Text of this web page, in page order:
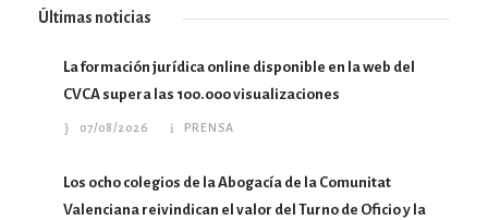
Últimas noticias
La formación jurídica online disponible en la web del
CVCA supera las 100.000 visualizaciones
07/08/2026 PRENSA
Los ocho colegios de la Abogacía de la Comunitat
Valenciana reivindican el valor del Turno de Oficio y la